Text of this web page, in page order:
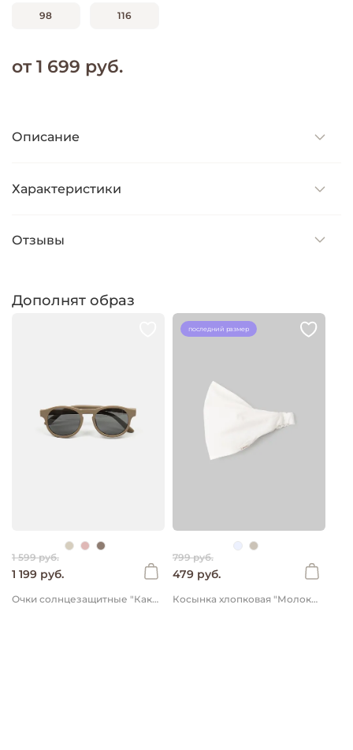
98 116
от 1 699 руб.
Описание
Характеристики
Отзывы
Дополнят образ
1 599 руб.
1 199 руб.
Очки солнцезащитные "Какао"
последний размер
799 руб.
479 руб.
Косынка хлопковая "Молоко"